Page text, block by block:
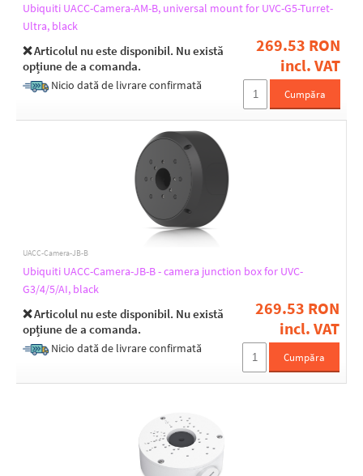
Ubiquiti UACC-Camera-AM-B, universal mount for UVC-G5-Turret-
Ultra, black
❌ Articolul nu este disponibil. Nu există
opțiune de a comanda.
Nicio dată de livrare confirmată
269.53 RON
incl. VAT
Cumpăra
UACC-Camera-JB-B
Ubiquiti UACC-Camera-JB-B - camera junction box for UVC-
G3/4/5/AI, black
❌ Articolul nu este disponibil. Nu există
opțiune de a comanda.
Nicio dată de livrare confirmată
269.53 RON
incl. VAT
Cumpăra